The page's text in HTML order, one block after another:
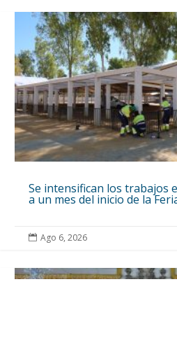
Se intensifican los trabajos
a un mes del inicio de la
 Ago 6, 2026